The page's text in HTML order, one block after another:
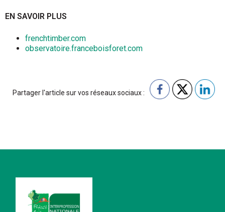
EN SAVOIR PLUS
frenchtimber.com
observatoire.franceboisforet.com
Partager l'article sur vos réseaux sociaux :